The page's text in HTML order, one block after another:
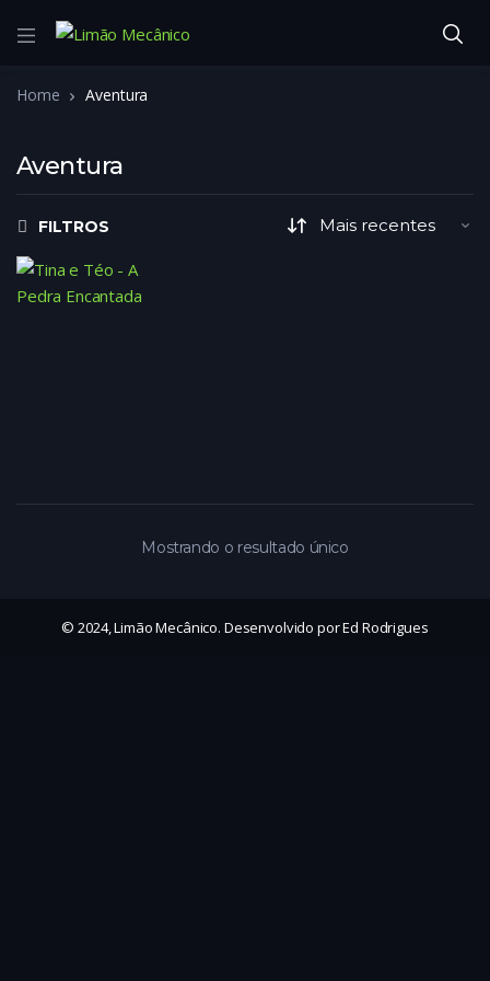
Home Aventura
Aventura
FILTROS
Mostrando o resultado único
© 2024, Limão Mecânico. Desenvolvido por Ed Rodrigues